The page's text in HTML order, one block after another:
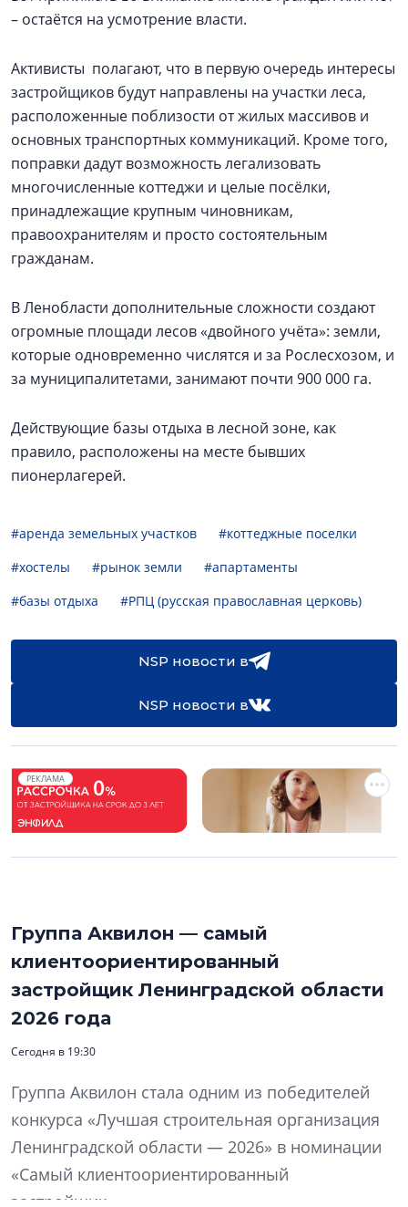
– остаётся на усмотрение власти.
Активисты полагают, что в первую очередь интересы
застройщиков будут направлены на участки леса,
расположенные поблизости от жилых массивов и
основных транспортных коммуникаций. Кроме того,
поправки дадут возможность легализовать
многочисленные коттеджи и целые посёлки,
принадлежащие крупным чиновникам,
правоохранителям и просто состоятельным
гражданам.
В Ленобласти дополнительные сложности создают
огромные площади лесов «двойного учёта»: земли,
которые одновременно числятся и за Рослесхозом, и
за муниципалитетами, занимают почти 900 000 га.
Действующие базы отдыха в лесной зоне, как
правило, расположены на месте бывших
пионерлагерей.
#аренда земельных участков
#коттеджные поселки
#хостелы
#рынок земли
#апартаменты
#базы отдыха
#РПЦ (русская православная церковь)
NSP новости в
NSP новости в
РЕКЛАМА
Группа Аквилон — самый
клиентоориентированный
застройщик Ленинградской области
2026 года
Сегодня в 19:30
Группа Аквилон стала одним из победителей
конкурса «Лучшая строительная организация
Ленинградской области — 2026» в номинации
«Самый клиентоориентированный
застройщик».